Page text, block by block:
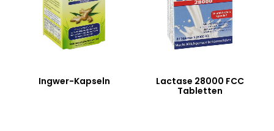
Ingwer-Kapseln
Lactase 28000 FCC
Tabletten